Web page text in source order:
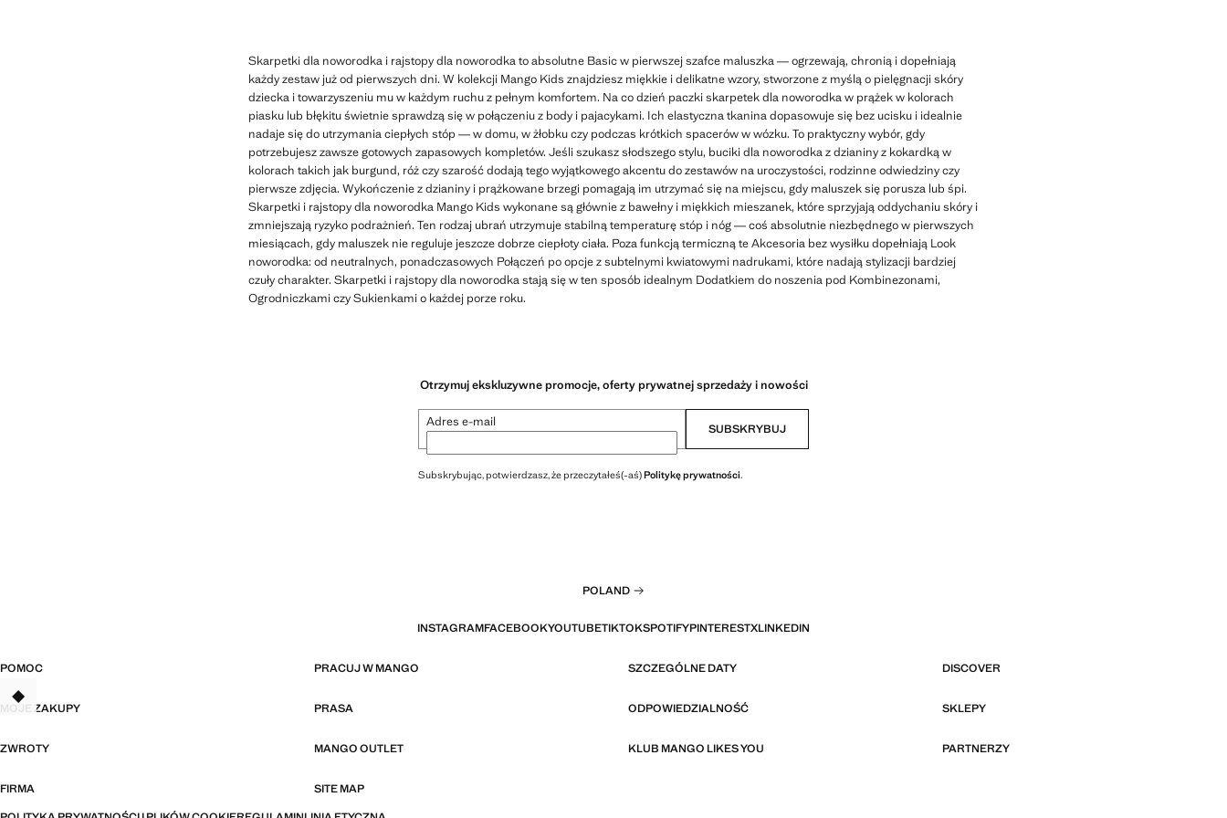
Skarpetki dla noworodka i rajstopy dla noworodka to absolutne Basic w pierwszej szafce maluszka — ogrzewają, chronią i dopełniają
każdy zestaw już od pierwszych dni. W kolekcji Mango Kids znajdziesz miękkie i delikatne wzory, stworzone z myślą o pielęgnacji skóry
dziecka i towarzyszeniu mu w każdym ruchu z pełnym komfortem. Na co dzień paczki skarpetek dla noworodka w prążek w kolorach
piasku lub błękitu świetnie sprawdzą się w połączeniu z body i pajacykami. Ich elastyczna tkanina dopasowuje się bez ucisku i idealnie
nadaje się do utrzymania ciepłych stóp — w domu, w żłobku czy podczas krótkich spacerów w wózku. To praktyczny wybór, gdy
potrzebujesz zawsze gotowych zapasowych kompletów. Jeśli szukasz słodszego stylu, buciki dla noworodka z dzianiny z kokardką w
kolorach takich jak burgund, róż czy szarość dodają tego wyjątkowego akcentu do zestawów na uroczystości, rodzinne odwiedziny czy
pierwsze zdjęcia. Wykończenie z dzianiny i prążkowane brzegi pomagają im utrzymać się na miejscu, gdy maluszek się porusza lub śpi.
Skarpetki i rajstopy dla noworodka Mango Kids wykonane są głównie z bawełny i miękkich mieszanek, które sprzyjają oddychaniu skóry i
zmniejszają ryzyko podrażnień. Ten rodzaj ubrań utrzymuje stabilną temperaturę stóp i nóg — coś absolutnie niezbędnego w pierwszych
miesiącach, gdy maluszek nie reguluje jeszcze dobrze ciepłoty ciała. Poza funkcją termiczną te Akcesoria bez wysiłku dopełniają Look
noworodka: od neutralnych, ponadczasowych Połączeń po opcje z subtelnymi kwiatowymi nadrukami, które nadają stylizacji bardziej
czuły charakter. Skarpetki i rajstopy dla noworodka stają się w ten sposób idealnym Dodatkiem do noszenia pod Kombinezonami,
Ogrodniczkami czy Sukienkami o każdej porze roku.
Otrzymuj ekskluzywne promocje, oferty prywatnej sprzedaży i nowości
Adres e-mail SUBSKRYBUJ
Subskrybując, potwierdzasz, że przeczytałeś(-aś)Politykę prywatności.
POLAND
INSTAGRAMFACEBOOKYOUTUBETIKTOKSPOTIFYPINTERESTXLINKEDIN
POMOC PRACUJ W MANGO SZCZEGÓLNE DATY DISCOVER
MOJE ZAKUPY PRASA ODPOWIEDZIALNOŚĆ SKLEPY
ZWROTY MANGO OUTLET KLUB MANGO LIKES YOU PARTNERZY
FIRMA
SITE MAP